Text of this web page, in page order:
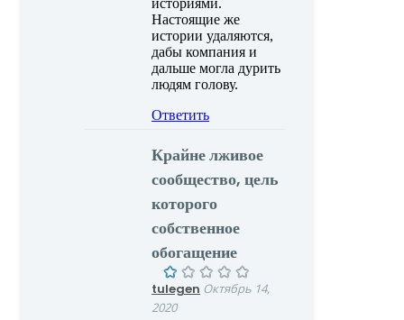
Настоящие же
истории удаляются,
дабы компания и
дальше могла дурить
людям голову.
Ответить
Крайне лживое
сообщество, цель
которого
собственное
обогащение
tulegen Октябрь 14,
2020